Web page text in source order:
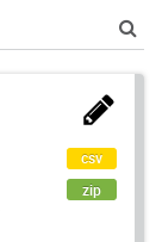
csv
zip